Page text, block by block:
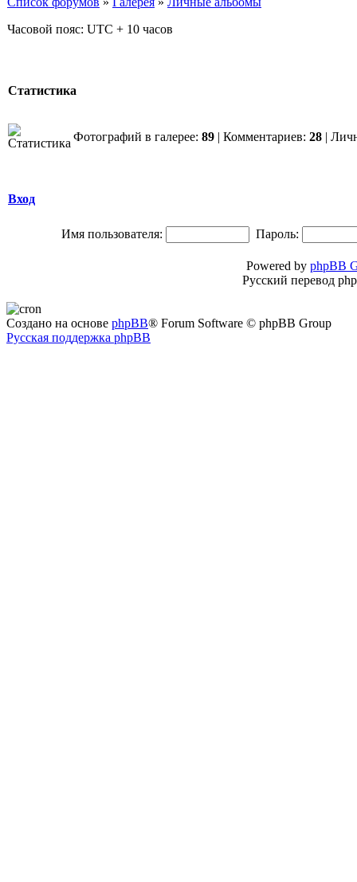
Часовой пояс: UTC + 10 часов
Статистика
Фотографий в галерее: 89 | Комментариев: 28 |
Вход
Имя пользователя: Пароль:
Powered by phpBB
Русский перевод
Создано на основе phpBB® Forum Software © phpBB Group
Русская поддержка phpBB